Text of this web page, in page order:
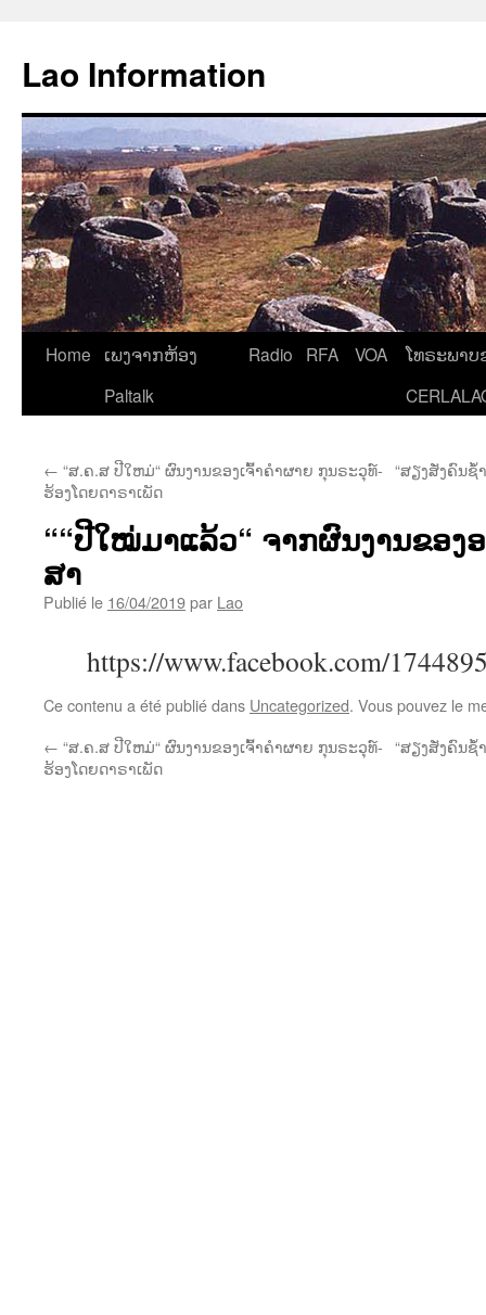
contenu
Lao Information
Home
ເພງຈາກຫ້ອງ
Paltalk
Radio RFA VOA
ໂທຣະພາບ
← “ສ.ຄ.ສ ປີໃຫມ່“ ຜົນງານຂອງເຈົ້າຄຳຜາຍ ກຸນຣະວຸທ໌-
ຮ້ອງໂດຍດາຣາເພັດ
“ສຽງສັ່ງຄົນຊໍ້
““ປີໃໝ່ມາແລ້ວ“ ຈາກຜົນງານຂອ
ສາ
Publié le 16/04/2019par Lao
https://www.facebook.com/
Ce contenu a été publié dans Uncategorized. Vous pouvez le
← “ສ.ຄ.ສ ປີໃຫມ່“ ຜົນງານຂອງເຈົ້າຄຳຜາຍ ກຸນຣະວຸທ໌-
ຮ້ອງໂດຍດາຣາເພັດ
“ສຽງສັ່ງຄົນຊໍ້